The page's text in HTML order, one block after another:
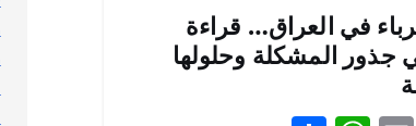
في العراق… قراءة
جذور المشكلة وحلولها